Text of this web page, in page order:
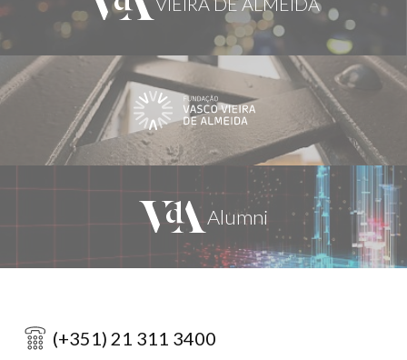
(+351) 21 311 3400